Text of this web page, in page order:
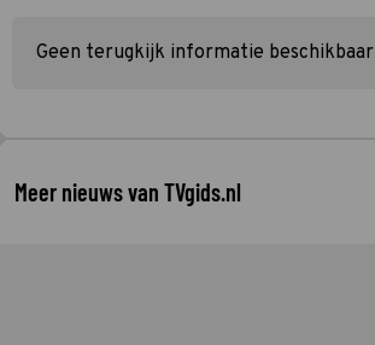
Geen terugkijk informatie beschikbaar
Meer nieuws van TVgids.nl